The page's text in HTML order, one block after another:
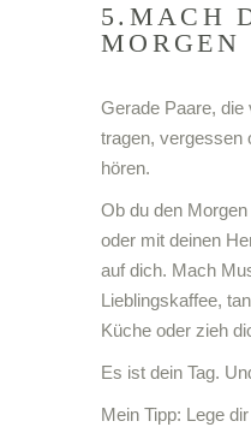
5.MACH
Gerade Paare, die
tragen, vergessen
hören.
Ob du den
oder mit deinen
auf dich. Mach
Lieblingskaffee,
Küche oder zieh
Es ist dein Tag.
Mein Tipp: Lege